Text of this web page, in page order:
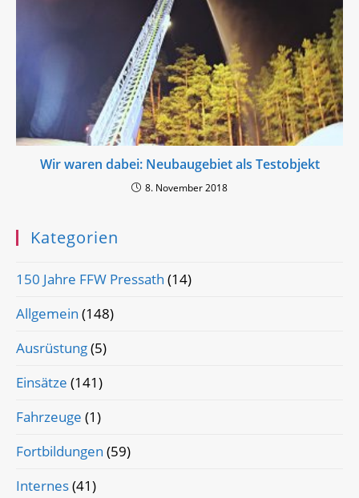
Wir waren dabei: Neubaugebiet als Testobjekt
8. November 2018
Kategorien
150 Jahre FFW Pressath (14)
Allgemein (148)
Ausrüstung(5)
Einsätze (141)
Fahrzeuge (1)
Fortbildungen (59)
Internes(41)